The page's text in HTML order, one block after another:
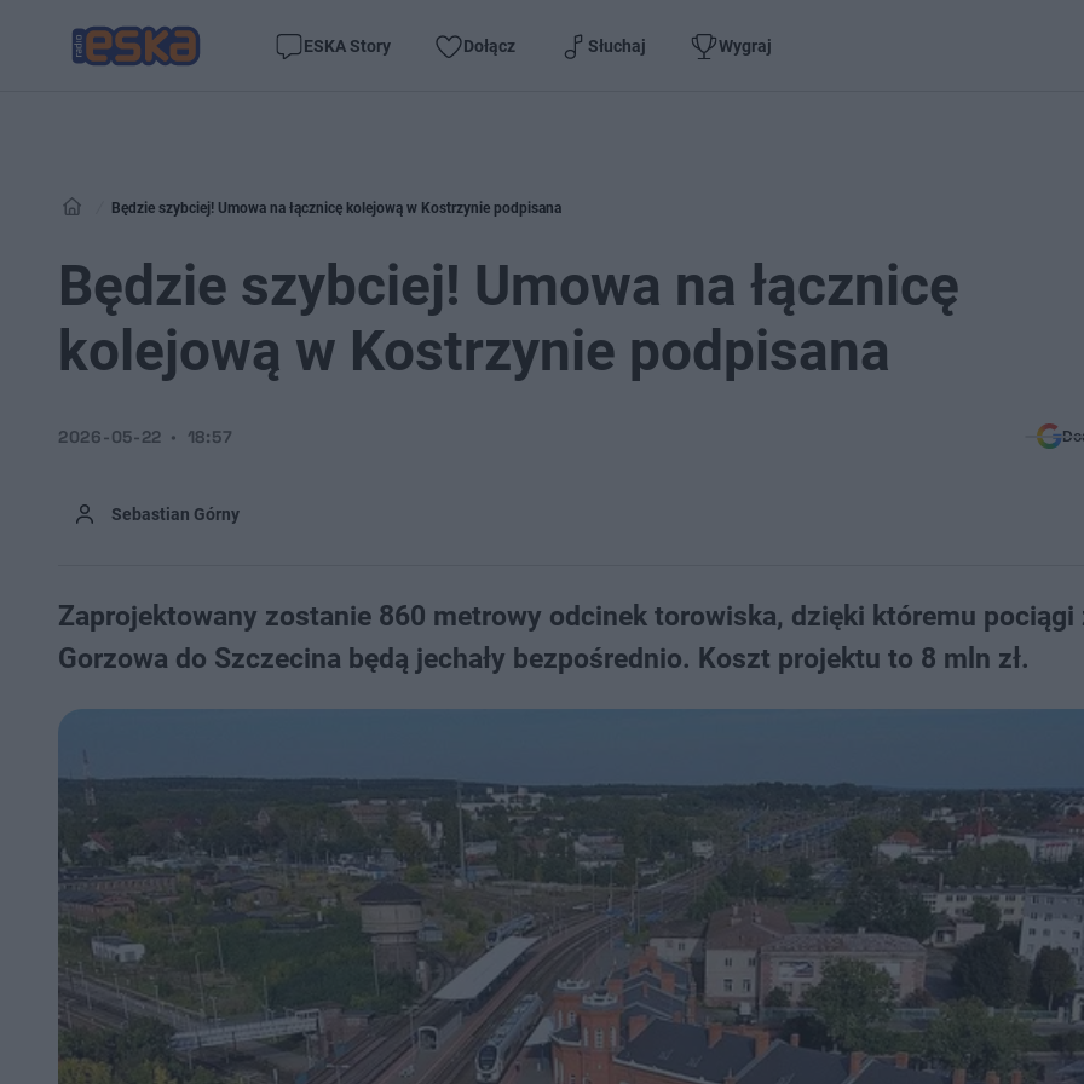
ESKA Story Dołącz Słuchaj Wygraj
Będzie szybciej! Umowa na łącznicę kolejową w Kostrzynie podpisana
Będzie szybciej! Umowa na łącznicę
kolejową w Kostrzynie podpisana
Sebastian Górny
2026-05-22 18:57
Zaprojektowany zostanie 860 metrowy odcinek torowiska, dzięki któremu pociągi
Gorzowa do Szczecina będą jechały bezpośrednio. Koszt projektu to 8 mln zł.